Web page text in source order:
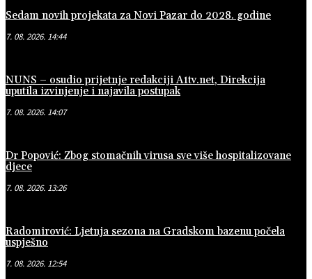
Sedam novih projekata za Novi Pazar do 2028. godine
7. 08. 2026. 14:44
NUNS – osudio prijetnje redakciji A1tv.net, Direkcija
uputila izvinjenje i najavila postupak
7. 08. 2026. 14:07
Dr Popović: Zbog stomačnih virusa sve više hospitalizovane
djece
7. 08. 2026. 13:26
Radomirović: Ljetnja sezona na Gradskom bazenu počela
uspješno
7. 08. 2026. 12:54